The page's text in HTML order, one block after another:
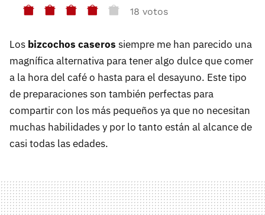
18 votos
Los bizcochos caseros siempre me han parecido una
magnífica alternativa para tener algo dulce que comer
a la hora del café o hasta para el desayuno. Este tipo
de preparaciones son también perfectas para
compartir con los más pequeños ya que no necesitan
muchas habilidades y por lo tanto están al alcance de
casi todas las edades.